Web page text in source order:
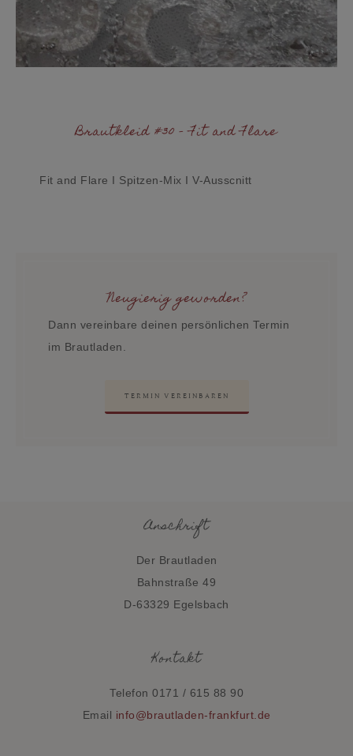
Brautkleid #30 - Fit and Flare
Fit and Flare I Spitzen-Mix I V-Ausscnitt
Neugierig geworden?
Dann vereinbare deinen persönlichen Termin
im Brautladen.
TERMIN VEREINBAREN
Anschrift
Der Brautladen
Bahnstraße 49
D-63329 Egelsbach
Kontakt
Telefon 0171 / 615 88 90
Email info@brautladen-frankfurt.de